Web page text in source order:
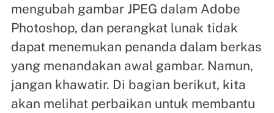
mengubah gambar JPEG dalam Adobe
Photoshop, dan perangkat lunak tidak
dapat menemukan penanda dalam berkas
yang menandakan awal gambar. Namun,
jangan khawatir. Di bagian berikut, kita
akan melihat perbaikan untuk membantu